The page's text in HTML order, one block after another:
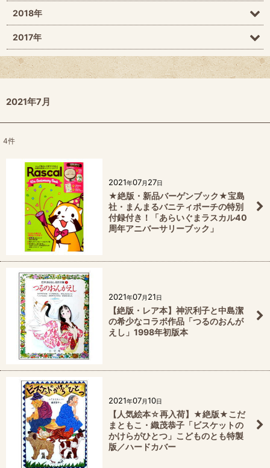
2021年7月
4件
2021年07月 27日
★絶版・新品バーゲンブック★宝島
社・まんまるバニティポーチの特別
付録付き！「あらいぐまラスカル40
周年アニバーサリーブック」
2021年07月 21日
【絶版・レア本】神沢利子と中島潔
の希少なコラボ作品「つるのおんが
えし」1998年初版本
2021年07月10日
【人気絵本☆再入荷】★絶版★こだ
まともこ・織茂恭子「ビスケットの
かけらがひとつ」こどものとも特製
版／ハードカバー
2018年
2017年